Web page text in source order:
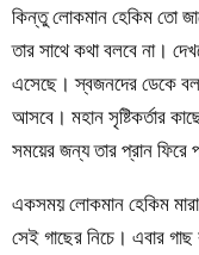
কিন্তু লোকমান হেকিম তো
তার সাথে কথা বলবে না।
এসেছে। স্বজনদের ডেকে
আসবে। মহান সৃষ্টিকর্তার
সময়ের জন্য তার প্রান ফিরে
একসময় লোকমান হেকিম
সেই গাছের নিচে। এবার